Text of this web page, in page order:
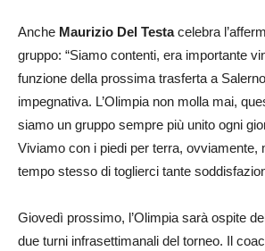
Anche Maurizio Del Testacelebra
gruppo: “Siamo contenti, era importante
funzione della prossima trasferta a
impegnativa. L’Olimpia non molla mai,
siamo un gruppo sempre più unito ogni
Viviamo con i piedi per terra, ovviamente,
tempo stesso di toglierci tante
Giovedì prossimo, l’Olimpia sarà ospite
due turni infrasettimanali del torneo. Il